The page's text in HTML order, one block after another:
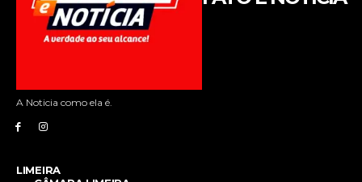
A Noticia como ela é.
LIMEIRA